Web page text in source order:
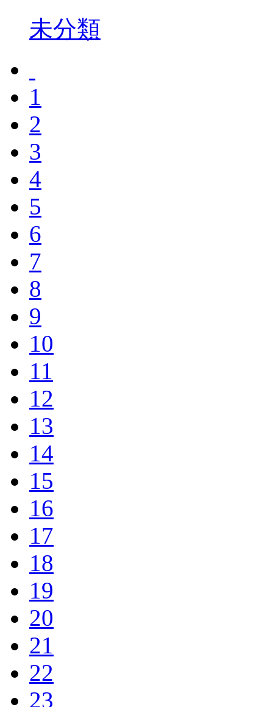
未分類
1
2
3
4
5
6
7
8
9
10
11
12
13
14
15
16
17
18
19
20
21
22
23